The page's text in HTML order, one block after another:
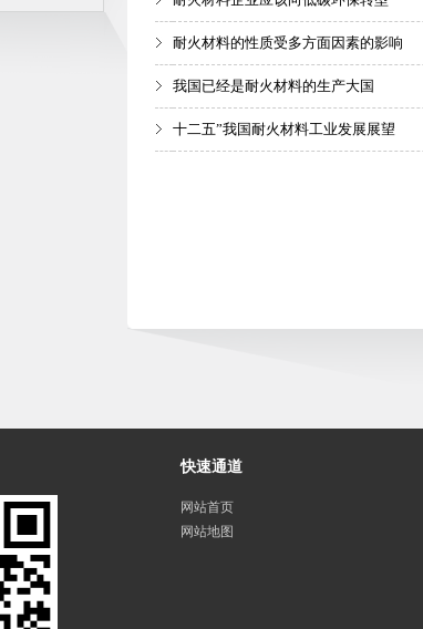
耐火材料的性质受多方面因素的影响
我国已经是耐火材料的生产大国
十二五”我国耐火材料工业发展展望
快速通道
网站首页
网站地图